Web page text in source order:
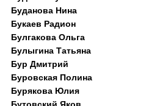
Буданова Нина
Букаев Радион
Булгакова Ольга
Булыгина Татьяна
Бур Дмитрий
Буровская Полина
Бурякова Юлия